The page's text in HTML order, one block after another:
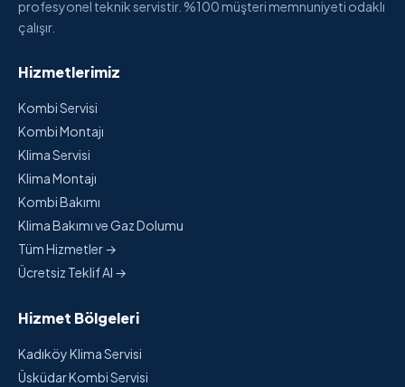
profesyonel teknik servistir. %100 müşteri memnuniyeti odaklı
çalışır.
Hizmetlerimiz
Kombi Servisi
Kombi Montajı
Klima Servisi
Klima Montajı
Kombi Bakımı
Klima Bakımı ve Gaz Dolumu
Tüm Hizmetler →
Ücretsiz Teklif Al →
Hizmet Bölgeleri
Kadıköy Klima Servisi
Üsküdar Kombi Servisi